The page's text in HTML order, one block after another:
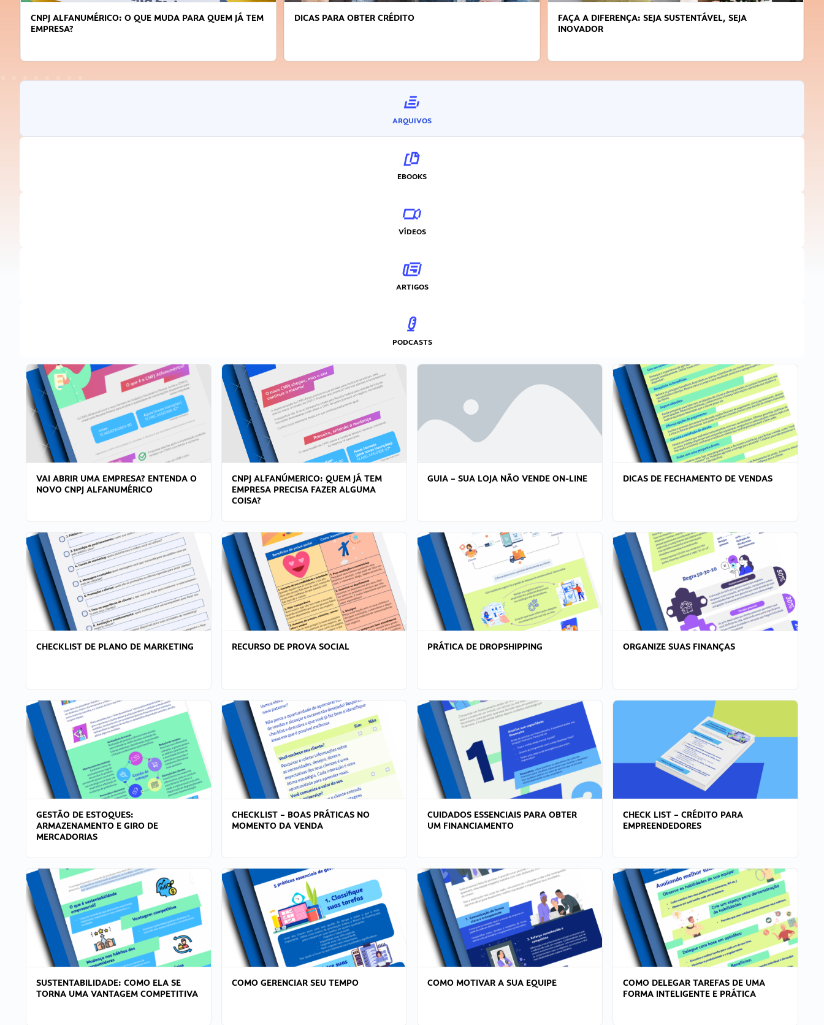
CNPJ ALFANUMÉRICO: O QUE MUDA PARA QUEM JÁ TEM
EMPRESA?
DICAS PARA OBTER CRÉDITO
FAÇA A DIFERENÇA: SEJA SUSTENTÁVEL, SEJA
INOVADOR
ARQUIVOS
EBOOKS
VÍDEOS
ARTIGOS
PODCASTS
VAI ABRIR UMA EMPRESA? ENTENDA O
NOVO CNPJ ALFANUMÉRICO
CNPJ ALFANÚMERICO: QUEM JÁ TEM
EMPRESA PRECISA FAZER ALGUMA
COISA?
GUIA – SUA LOJA NÃO VENDE ON-LINE DICAS DE FECHAMENTO DE VENDAS
CHECKLIST DE PLANO DE MARKETING RECURSO DE PROVA SOCIAL PRÁTICA DE DROPSHIPPING ORGANIZE SUAS FINANÇAS
GESTÃO DE ESTOQUES:
ARMAZENAMENTO E GIRO DE
MERCADORIAS
CHECKLIST – BOAS PRÁTICAS NO
MOMENTO DA VENDA
CUIDADOS ESSENCIAIS PARA OBTER
UM FINANCIAMENTO
CHECK LIST – CRÉDITO PARA
EMPREENDEDORES
SUSTENTABILIDADE: COMO ELA SE
TORNA UMA VANTAGEM COMPETITIVA
COMO GERENCIAR SEU TEMPO COMO MOTIVAR A SUA EQUIPE
COMO DELEGAR TAREFAS DE UMA
FORMA INTELIGENTE E PRÁTICA